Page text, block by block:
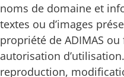
noms de domaine et
textes ou d’images
propriété de ADIMAS ou
autorisation
reproduction,